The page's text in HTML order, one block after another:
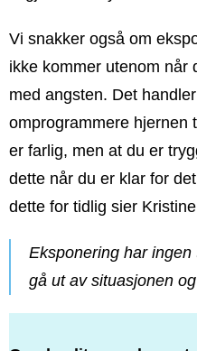
Vi snakker også om
ikke kommer utenom når
med angsten. Det
omprogrammere hjernen
er farlig, men at du er
dette når du er klar for
dette for tidlig sier
Eksponering har
gå ut av situasjonen